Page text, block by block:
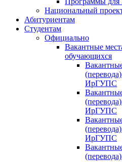
Национальный
Абитуриентам
Студентам
Официально
Вакантные
обучающихся
ИрГУПС
ИрГУПС
ИрГУПС